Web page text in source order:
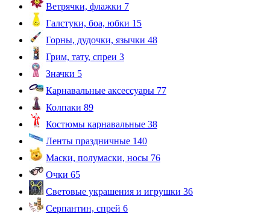
Ветрячки, флажки 7
Галстуки, боа, юбки 15
Горны, дудочки, язычки 48
Грим, тату, спреи 3
Значки 5
Карнавальные аксессуары 77
Колпаки 89
Костюмы карнавальные 38
Ленты праздничные 140
Маски, полумаски, носы 76
Очки 65
Световые украшения и игрушки 36
Серпантин, спрей 6